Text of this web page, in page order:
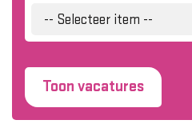
-- Selecteer item --
Toon vacatures